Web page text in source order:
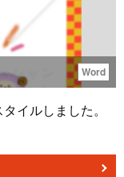
Word
イルしました。